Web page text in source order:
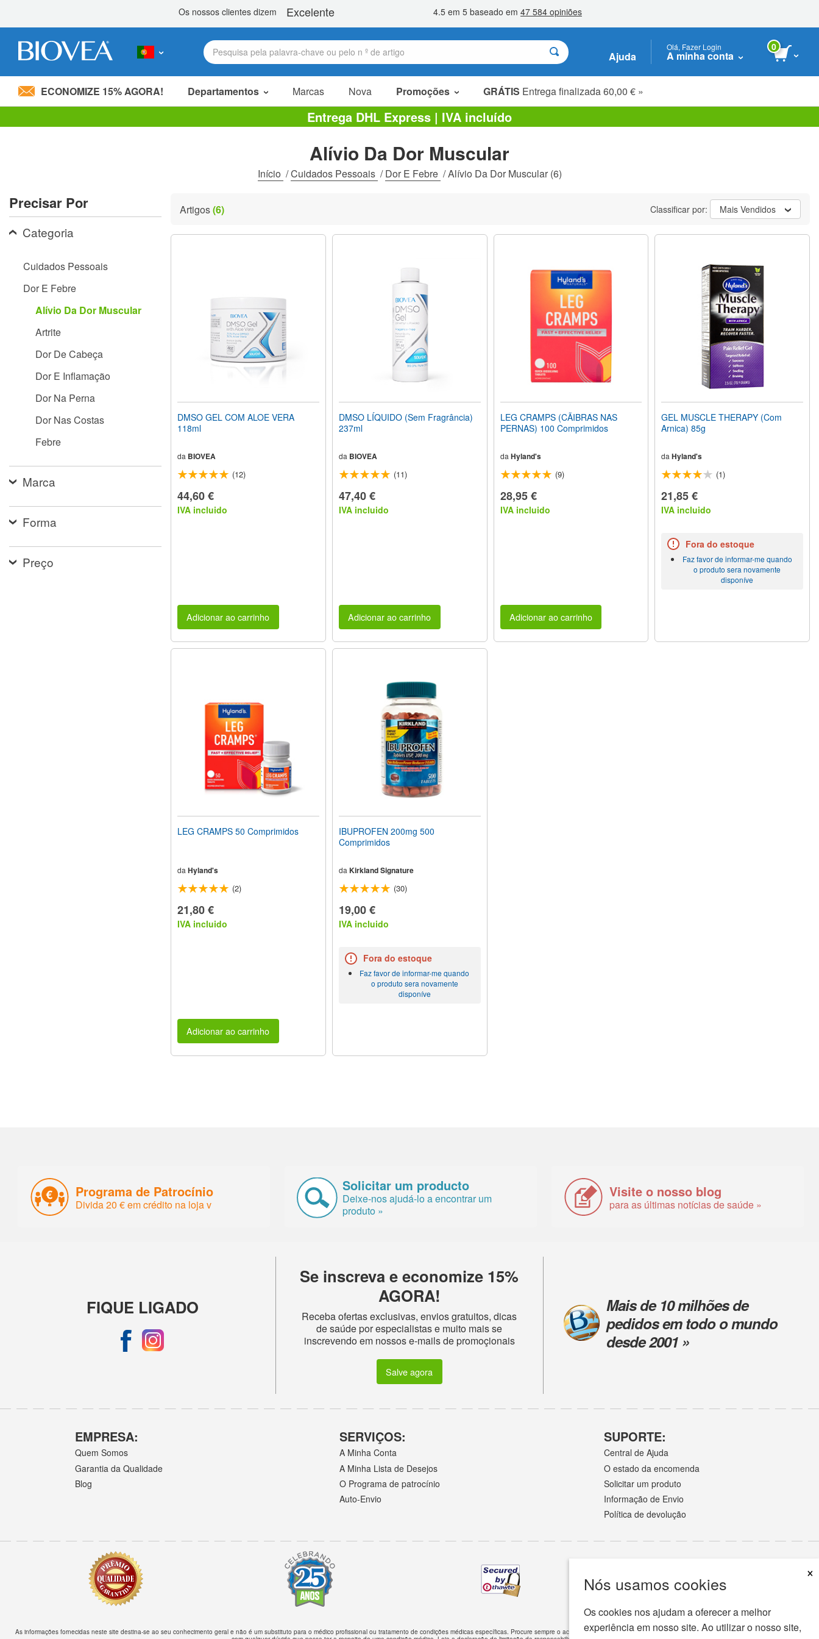
Observação:
acessibilidade.
Pressione
Control-
F11
um
menu
Ajuda
Olá, Fazer Login
A minha conta
0
ECONOMIZE 15% AGORA! Departamentos Marcas Nova Promoções GRÁTIS Entrega finalizada 60,00 € »
Artigos em promoção
Pacotes promocionais
Liquidaçao
Entrega DHL Express | IVA incluído
Nós usamos cookies
×
Os cookies nos ajudam a oferecer a melhor
experiência em nosso site. Ao utilizar o nosso site,
Alívio Da Dor Muscular
Início /Cuidados Pessoais /Dor E Febre /Alívio Da Dor Muscular(6)
Precisar Por
Categoria
Cuidados Pessoais
Dor E Febre
Alívio Da Dor Muscular
Artrite
Dor De Cabeça
Dor E Inflamação
Dor Na Perna
Dor Nas Costas
Febre
Marca
Forma
Preço
Artigos(6) Classificar por: Mais Vendidos
DMSO GEL COM ALOE VERA
118ml
da BIOVEA
(12)
44,60 €
IVA incluido
Adicionar ao carrinho
DMSO LÍQUIDO (Sem Fragrância)
237ml
da BIOVEA
(11)
47,40 €
IVA incluido
Adicionar ao carrinho
LEG CRAMPS (CÃIBRAS NAS
PERNAS) 100 Comprimidos
da Hyland's
(9)
28,95 €
IVA incluido
Adicionar ao carrinho
GEL MUSCLE THERAPY (Com
Arnica) 85g
da Hyland's
(1)
21,85 €
IVA incluido
Fora do estoque
Faz favor de informar-me quando
o produto sera novamente
disponíve
LEG CRAMPS 50 Comprimidos
da Hyland's
(2)
21,80 €
IVA incluido
Adicionar ao carrinho
IBUPROFEN 200mg 500
Comprimidos
da Kirkland Signature
(30)
19,00 €
IVA incluido
Fora do estoque
Faz favor de informar-me quando
o produto sera novamente
disponíve
Programa de Patrocínio
Divida 20 € em crédito na loja v
Solicitar um producto
Deixe-nos ajudá-lo a encontrar um
produto »
Visite o nosso blog
para as últimas notícias de saúde »
FIQUE LIGADO
Se inscreva e economize 15%
AGORA!
Receba ofertas exclusivas, envios gratuitos, dicas
de saúde por especialistas e muito mais se
inscrevendo em nossos e-mails de promoçionais
Salve agora
Mais de 10 milhões de
pedidos em todo o mundo
desde 2001 »
EMPRESA:
Quem Somos
Garantia da Qualidade
Blog
SERVIÇOS:
A Minha Conta
A Minha Lista de Desejos
O Programa de patrocínio
Auto-Envio
SUPORTE:
Central de Ajuda
O estado da encomenda
Solicitar um produto
Informação de Envio
Política de devolução
As informações fornecidas neste site destina-se ao seu conhecimento geral e não é um substituto para o médico profissional ou tratamento de condições médicas específicas. Procure sempre o aconselhamento do seu médico ou outro prestador de cuidados de saúde qualificado